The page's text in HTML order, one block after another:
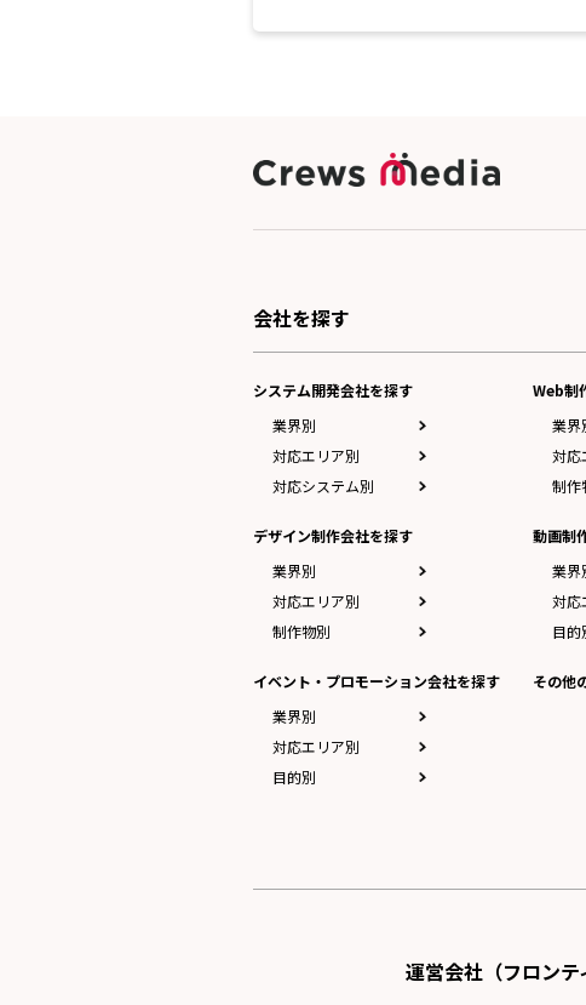
会社を探す
システム開発会社を探す
業界別
対応エリア別
対応システム別
デザイン制作会社を探す
業界別
対応エリア別
制作物別
イベント・プロモーション会社を探す
業界別
対応エリア別
目的別
Web制
業界
対応
制作
動画制
業界
対応
目的
その他
運営会社（フロンテ